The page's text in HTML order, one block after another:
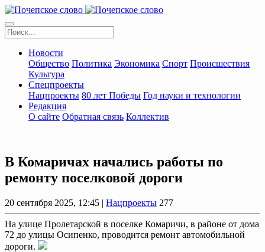
Новости
Общество Политика Экономика Спорт Происшествия
Культура
Спецпроекты
Нацпроекты 80 лет Победы Год науки и технологии
Редакция
О сайте Обратная связь Коллектив
В Комаричах начались работы по
ремонту поселковой дороги
20 сентября 2025, 12:45 | Нацпроекты 277
На улице Пролетарской в поселке Комаричи, в районе от дома
72 до улицы Осипенко, проводится ремонт автомобильной
дороги.